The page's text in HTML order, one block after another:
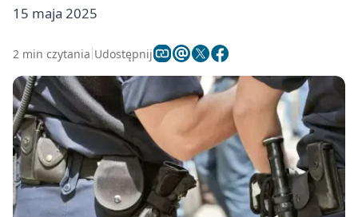
15 maja 2025
2 min czytania Udostępnij